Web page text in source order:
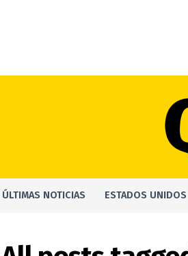
ÚLTIMAS NOTICIAS ESTADOS UNIDOS